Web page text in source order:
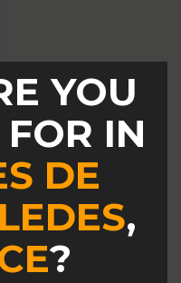
YOU
IN
DE
,
?